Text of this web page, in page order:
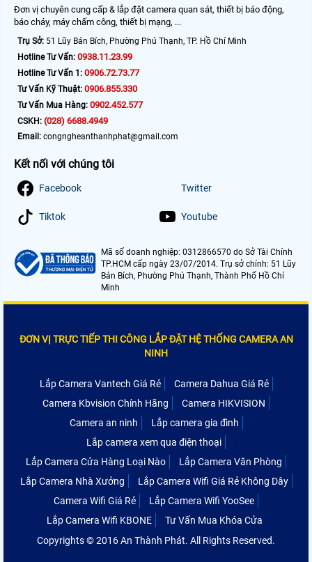
Đơn vị chuyên cung cấp & lắp đặt camera quan sát, thiết bị báo động,
báo cháy, máy chấm công, thiết bị mạng, ...
Trụ Sở: 51 Lũy Bán Bích, Phường Phú Thạnh, TP. Hồ Chí Minh
Hotline Tư Vấn: 0938.11.23.99
Hotline Tư Vấn 1: 0906.72.73.77
Tư Vấn Kỹ Thuật: 0906.855.330
Tư Vấn Mua Hàng: 0902.452.577
CSKH: (028) 6688.4949
Email: congngheanthanhphat@gmail.com
Kết nối với chúng tôi
Facebook Twitter
Tiktok Youtube
Mã số doanh nghiệp: 0312866570 do Sở Tài Chính
TP.HCM cấp ngày 23/07/2014. Trụ sở chính: 51 Lũy
Bán Bích, Phường Phú Thạnh, Thành Phố Hồ Chí
Minh
ĐƠN VỊ TRỰC TIẾP THI CÔNG LẮP ĐẶT HỆ THỐNG CAMERA AN
NINH
Lắp Camera Vantech Giá Rẻ
Camera Dahua Giá Rẻ
Camera Kbvision Chính Hãng
Camera HIKVISION
Camera an ninh
Lắp camera gia đình
Lắp camera xem qua điện thoại
Lắp Camera Cửa Hàng Loại Nào
Lắp Camera Văn Phòng
Lắp Camera Nhà Xưởng
Lắp Camera Wifi Giá Rẻ Không Dây
Camera Wifi Giá Rẻ
Lắp Camera Wifi YooSee
Lắp Camera Wifi KBONE
Tư Vấn Mua Khóa Cửa
Copyrights © 2016 An Thành Phát. All Rights Reserved.